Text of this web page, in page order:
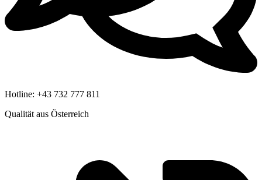
Hotline: +43 732 777 811
Qualität aus Österreich